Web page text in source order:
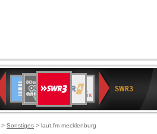
Deutschlandfunk
80er
90er
OLDIE
ANTENNE
4
KLASSIK
SWR
Kultur
NDR
2
SWR3
> Sonstiges > laut.fm mecklenburg